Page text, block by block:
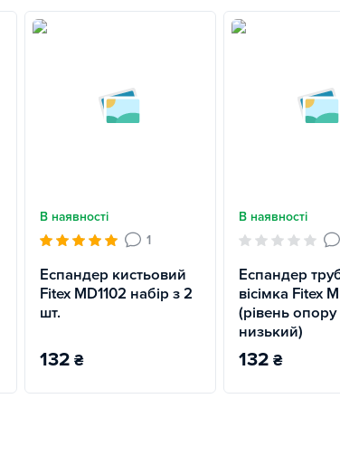
В наявності
1
Еспандер кистьовий
Fitex MD1102 набір з 2
шт.
132 ₴
В наявності
Еспандер
вісімка Fitex
(рівень опору
низький)
132 ₴